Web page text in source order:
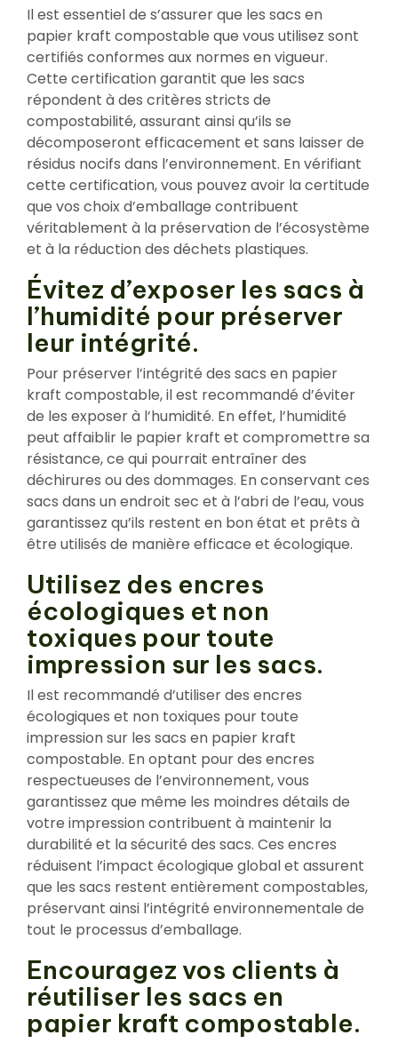
Il est essentiel de s’assurer que les sacs en
papier kraft compostable que vous utilisez sont
certifiés conformes aux normes en vigueur.
Cette certification garantit que les sacs
répondent à des critères stricts de
compostabilité, assurant ainsi qu’ils se
décomposeront efficacement et sans laisser de
résidus nocifs dans l’environnement. En vérifiant
cette certification, vous pouvez avoir la certitude
que vos choix d’emballage contribuent
véritablement à la préservation de l’écosystème
et à la réduction des déchets plastiques.
Évitez d’exposer les sacs à
l’humidité pour préserver
leur intégrité.
Pour préserver l’intégrité des sacs en papier
kraft compostable, il est recommandé d’éviter
de les exposer à l’humidité. En effet, l’humidité
peut affaiblir le papier kraft et compromettre sa
résistance, ce qui pourrait entraîner des
déchirures ou des dommages. En conservant ces
sacs dans un endroit sec et à l’abri de l’eau, vous
garantissez qu’ils restent en bon état et prêts à
être utilisés de manière efficace et écologique.
Utilisez des encres
écologiques et non
toxiques pour toute
impression sur les sacs.
Il est recommandé d’utiliser des encres
écologiques et non toxiques pour toute
impression sur les sacs en papier kraft
compostable. En optant pour des encres
respectueuses de l’environnement, vous
garantissez que même les moindres détails de
votre impression contribuent à maintenir la
durabilité et la sécurité des sacs. Ces encres
réduisent l’impact écologique global et assurent
que les sacs restent entièrement compostables,
préservant ainsi l’intégrité environnementale de
tout le processus d’emballage.
Encouragez vos clients à
réutiliser les sacs en
papier kraft compostable.